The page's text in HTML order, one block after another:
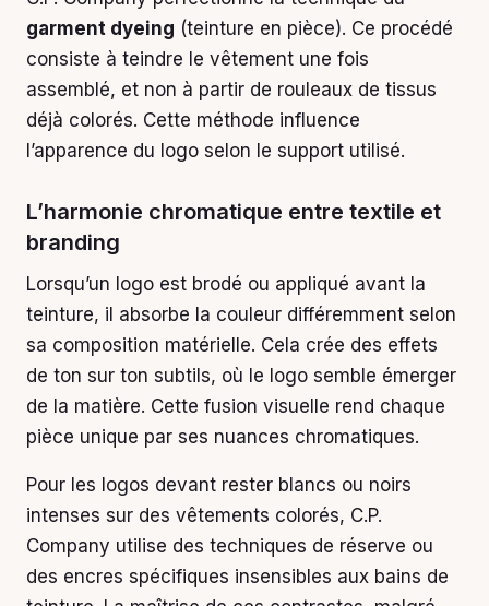
garment dyeing (teinture en pièce). Ce procédé
consiste à teindre le vêtement une fois
assemblé, et non à partir de rouleaux de tissus
déjà colorés. Cette méthode influence
l’apparence du logo selon le support utilisé.
L’harmonie chromatique entre textile et
branding
Lorsqu’un logo est brodé ou appliqué avant la
teinture, il absorbe la couleur différemment selon
sa composition matérielle. Cela crée des effets
de ton sur ton subtils, où le logo semble émerger
de la matière. Cette fusion visuelle rend chaque
pièce unique par ses nuances chromatiques.
Pour les logos devant rester blancs ou noirs
intenses sur des vêtements colorés, C.P.
Company utilise des techniques de réserve ou
des encres spécifiques insensibles aux bains de